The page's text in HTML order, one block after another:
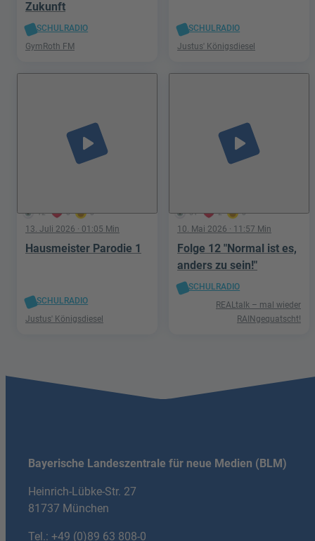
Zukunft
SCHULRADIO
GymRoth FM
SCHULRADIO
Justus' Königsdiesel
12 0 0
play_arrow
13. Juli 2026 · 01:05 Min
Hausmeister Parodie 1
SCHULRADIO
Justus' Königsdiesel
51 2 0
play_arrow
10. Mai 2026 · 11:57 Min
Folge 12 "Normal ist es,
anders zu sein!"
SCHULRADIO
REALtalk – mal wieder
RAINgequatscht!
Bayerische Landeszentrale für neue Medien (BLM)
Heinrich-Lübke-Str. 27
81737 München
Tel.: +49 (0)89 63 808-0